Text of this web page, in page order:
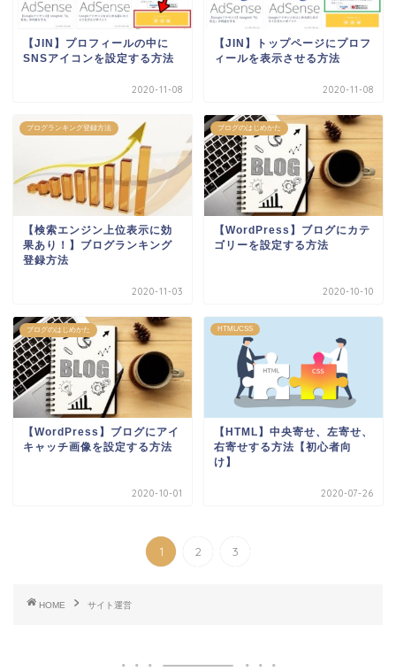
【JIN】プロフィールの中に
SNSアイコンを設定する方法
2020-11-08
【JIN】トップページにプロフ
ィールを表示させる方法
2020-11-08
ブログランキング登録方法
【検索エンジン上位表示に効
果あり！】ブログランキング
登録方法
2020-11-03
ブログのはじめかた
【WordPress】ブログにカテ
ゴリーを設定する方法
2020-10-10
ブログのはじめかた
【WordPress】ブログにアイ
キャッチ画像を設定する方法
2020-10-01
HTML/CSS
【HTML】中央寄せ、左寄せ、
右寄せする方法【初心者向
け】
2020-07-26
1 2 3
HOME サイト運営